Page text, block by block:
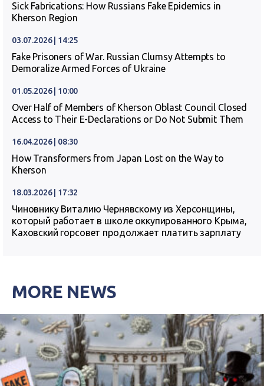
Sick Fabrications: How Russians Fake Epidemics in
Kherson Region
03.07.2026 | 14:25
Fake Prisoners of War. Russian Clumsy Attempts to
Demoralize Armed Forces of Ukraine
01.05.2026 | 10:00
Over Half of Members of Kherson Oblast Council Closed
Access to Their E-Declarations or Do Not Submit Them
16.04.2026 | 08:30
How Transformers from Japan Lost on the Way to
Kherson
18.03.2026 | 17:32
Чиновнику Виталию Чернявскому из Херсонщины,
который работает в школе оккупированного Крыма,
Каховский горсовет продолжает платить зарплату
MORE NEWS